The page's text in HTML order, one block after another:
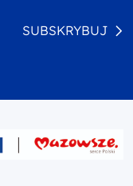
SUBSKRYBUJ